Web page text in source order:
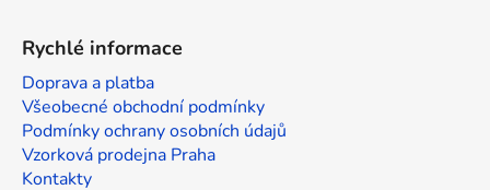
Rychlé informace
Doprava a platba
Všeobecné obchodní podmínky
Podmínky ochrany osobních údajů
Vzorková prodejna Praha
Kontakty